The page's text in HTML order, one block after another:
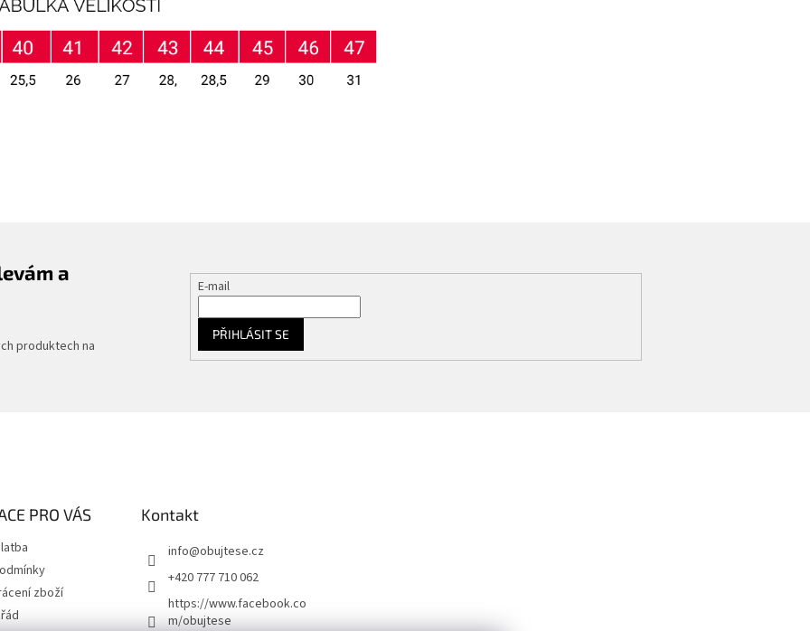
a
produktech na
E-mail
PŘIHLÁSIT SE
PRO VÁS
zboží
Kontakt
info@obujtese.cz
+420 777 710 062
https://www.facebook.co
m/obujtese